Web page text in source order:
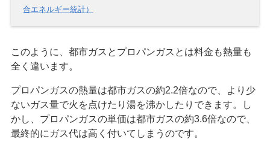
合エネルギー統計）
このように、都市ガスとプロパンガスとは料金も熱量も
全く違います。
プロパンガスの熱量は都市ガスの約2.2倍なので、より少
ないガス量で火を点けたり湯を沸かしたりできます。し
かし、プロパンガスの単価は都市ガスの約3.6倍なので、
最終的にガス代は高く付いてしまうのです。